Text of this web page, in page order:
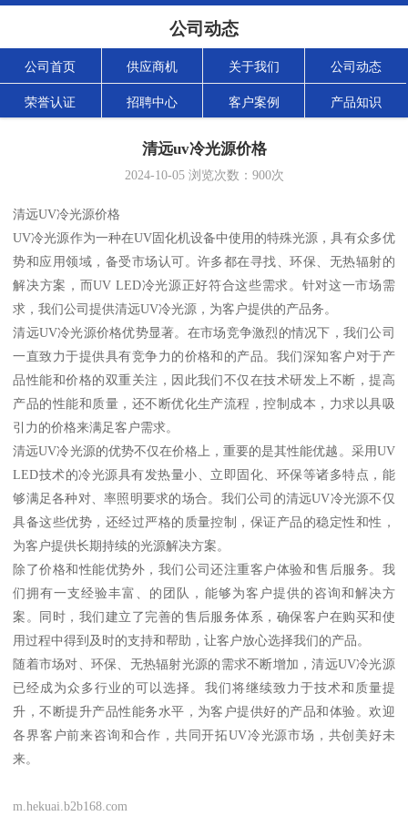
公司动态
公司首页 供应商机 关于我们 公司动态
荣誉认证 招聘中心 客户案例 产品知识
清远uv冷光源价格
2024-10-05浏览次数： 900次
清远UV冷光源价格
UV冷光源作为一种在UV固化机设备中使用的特殊光源，具有众多优
势和应用领域，备受市场认可。许多都在寻找、环保、无热辐射的
解决方案，而UV LED冷光源正好符合这些需求。针对这一市场需
求，我们公司提供清远UV冷光源，为客户提供的产品务。
清远UV冷光源价格优势显著。在市场竞争激烈的情况下，我们公司
一直致力于提供具有竞争力的价格和的产品。我们深知客户对于产
品性能和价格的双重关注，因此我们不仅在技术研发上不断，提高
产品的性能和质量，还不断优化生产流程，控制成本，力求以具吸
引力的价格来满足客户需求。
清远UV冷光源的优势不仅在价格上，重要的是其性能优越。采用UV
LED技术的冷光源具有发热量小、立即固化、环保等诸多特点，能
够满足各种对、率照明要求的场合。我们公司的清远UV冷光源不仅
具备这些优势，还经过严格的质量控制，保证产品的稳定性和性，
为客户提供长期持续的光源解决方案。
除了价格和性能优势外，我们公司还注重客户体验和售后服务。我
们拥有一支经验丰富、的团队，能够为客户提供的咨询和解决方
案。同时，我们建立了完善的售后服务体系，确保客户在购买和使
用过程中得到及时的支持和帮助，让客户放心选择我们的产品。
随着市场对、环保、无热辐射光源的需求不断增加，清远UV冷光源
已经成为众多行业的可以选择。我们将继续致力于技术和质量提
升，不断提升产品性能务水平，为客户提供好的产品和体验。欢迎
各界客户前来咨询和合作，共同开拓UV冷光源市场，共创美好未
来。
m.hekuai.b2b168.com